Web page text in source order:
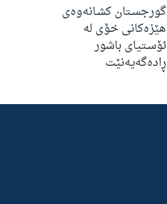
گورجسـتان كشـانه‌وه‌ی
هێزه‌كانی خۆی له‌
ئۆسـتیای باشور
ڕاده‌گه‌یه‌نێت